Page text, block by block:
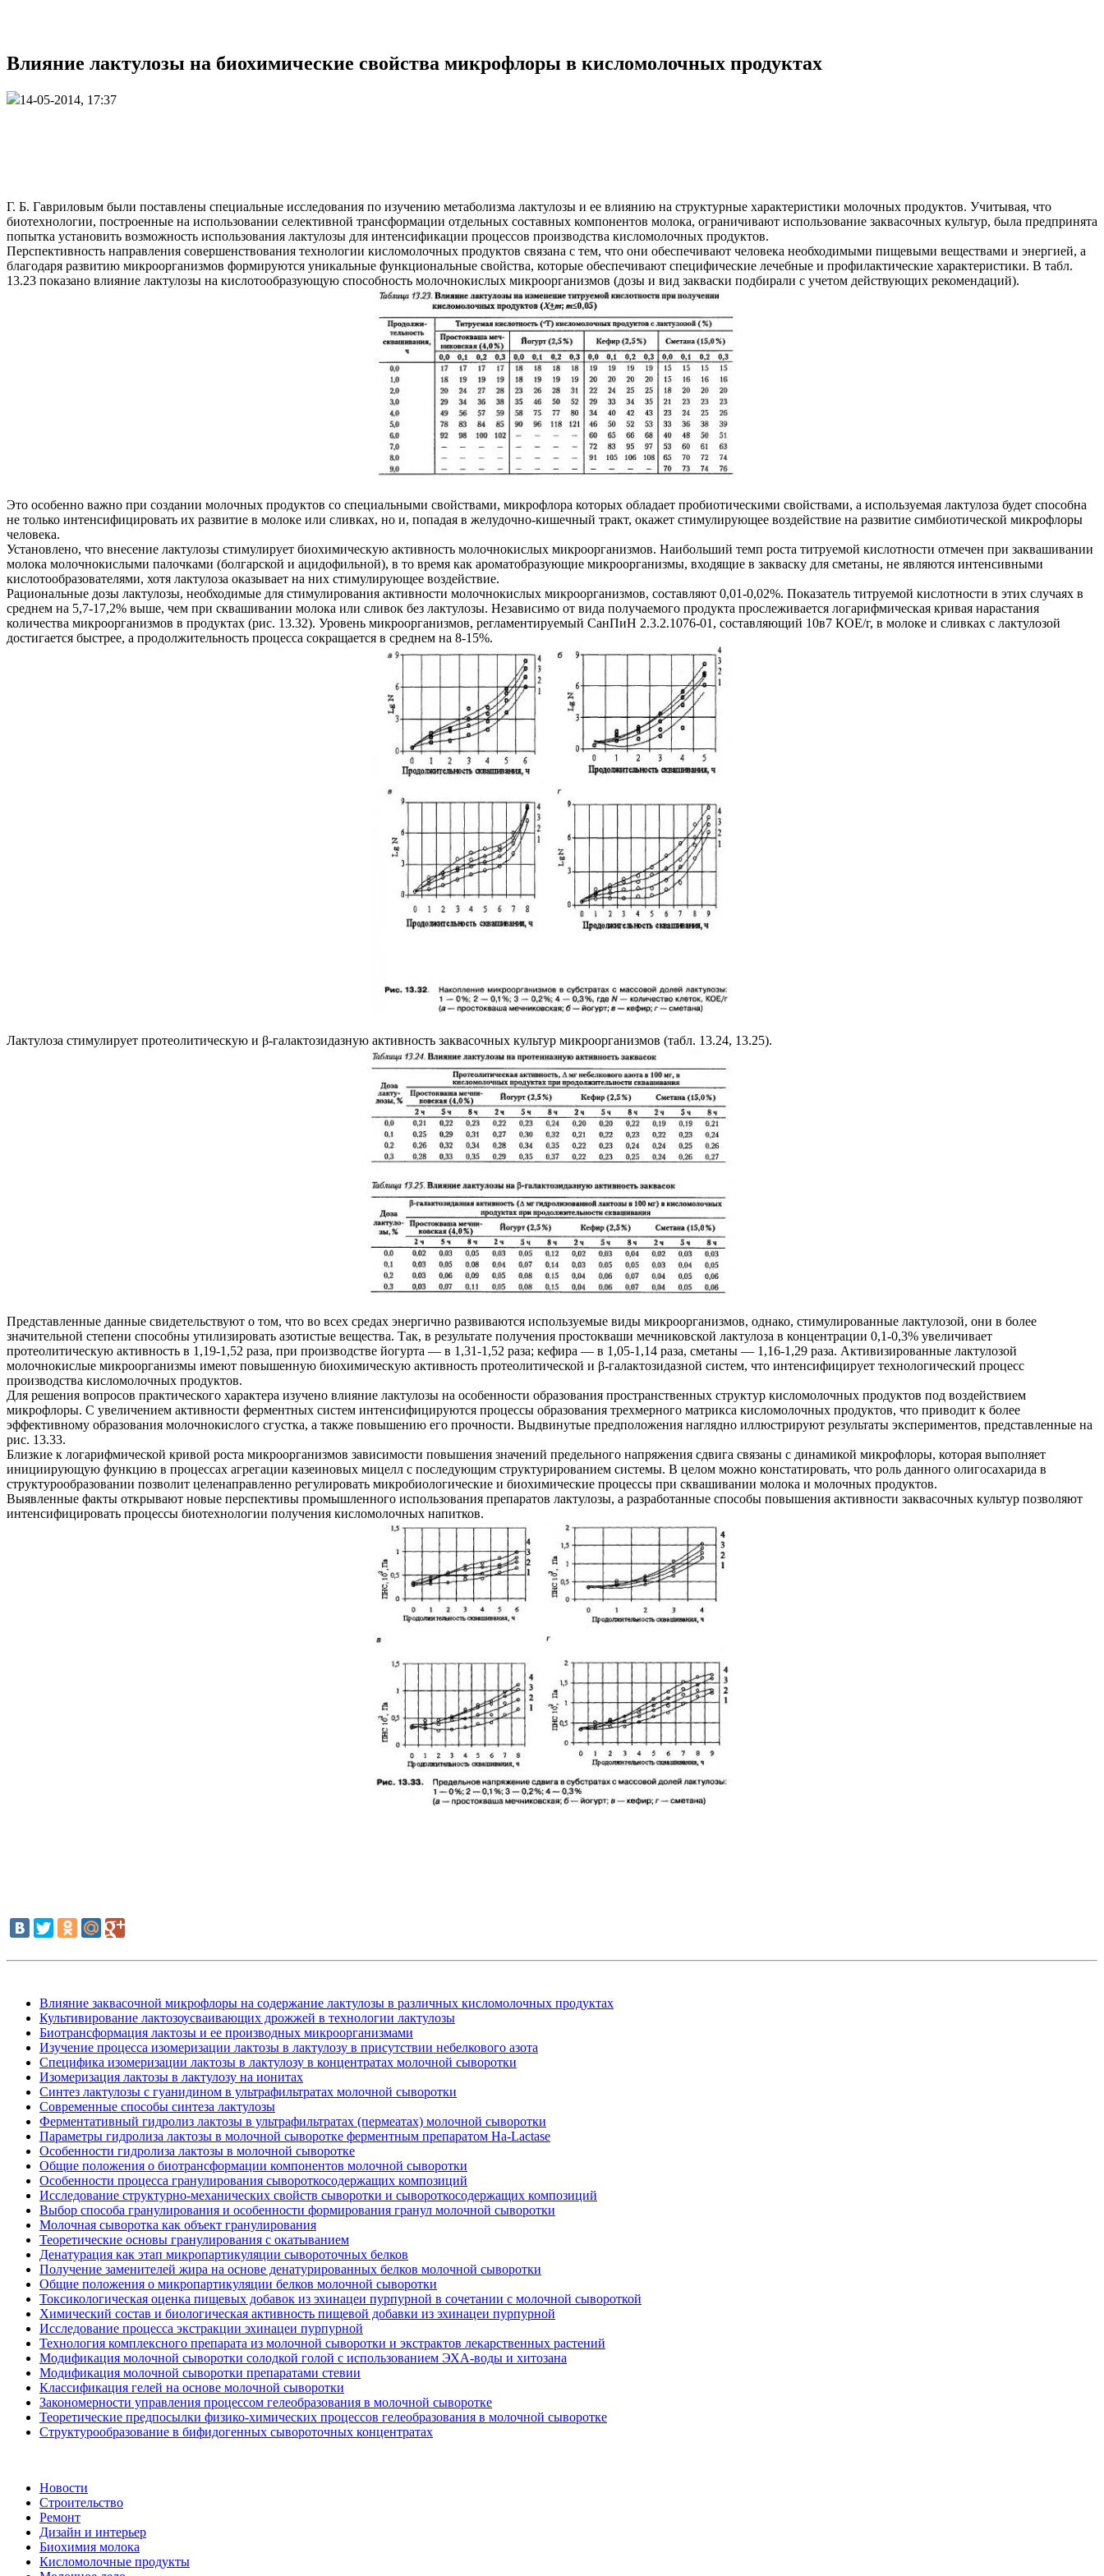
Влияние лактулозы на биохимические свойства микрофлоры в кисломолочных продуктах
14-05-2014, 17:37
Г. Б. Гавриловым были поставлены специальные исследования по изучению метаболизма лактулозы и ее влиянию на структурные характеристики молочных продуктов. Учитывая, что
биотехнологии, построенные на использовании селективной трансформации отдельных составных компонентов молока, ограничивают использование заквасочных культур, была предпринята
попытка установить возможность использования лактулозы для интенсификации процессов производства кисломолочных продуктов.
Перспективность направления совершенствования технологии кисломолочных продуктов связана с тем, что они обеспечивают человека необходимыми пищевыми веществами и энергией, а
благодаря развитию микроорганизмов формируются уникальные функциональные свойства, которые обеспечивают специфические лечебные и профилактические характеристики. В табл.
13.23 показано влияние лактулозы на кислотообразующую способность молочнокислых микроорганизмов (дозы и вид закваски подбирали с учетом действующих рекомендаций).
Это особенно важно при создании молочных продуктов со специальными свойствами, микрофлора которых обладает пробиотическими свойствами, а используемая лактулоза будет способна
не только интенсифицировать их развитие в молоке или сливках, но и, попадая в желудочно-кишечный тракт, окажет стимулирующее воздействие на развитие симбиотической микрофлоры
человека.
Установлено, что внесение лактулозы стимулирует биохимическую активность молочнокислых микроорганизмов. Наибольший темп роста титруемой кислотности отмечен при заквашивании
молока молочнокислыми палочками (болгарской и ацидофильной), в то время как ароматобразующие микроорганизмы, входящие в закваску для сметаны, не являются интенсивными
кислотообразователями, хотя лактулоза оказывает на них стимулирующее воздействие.
Рациональные дозы лактулозы, необходимые для стимулирования активности молочнокислых микроорганизмов, составляют 0,01-0,02%. Показатель титруемой кислотности в этих случаях в
среднем на 5,7-17,2% выше, чем при сквашивании молока или сливок без лактулозы. Независимо от вида получаемого продукта прослеживается логарифмическая кривая нарастания
количества микроорганизмов в продуктах (рис. 13.32). Уровень микроорганизмов, регламентируемый СанПиН 2.3.2.1076-01, составляющий 10в7 КОЕ/г, в молоке и сливках с лактулозой
достигается быстрее, а продолжительность процесса сокращается в среднем на 8-15%.
Лактулоза стимулирует протеолитическую и β-галактозидазную активность заквасочных культур микроорганизмов (табл. 13.24, 13.25).
Представленные данные свидетельствуют о том, что во всех средах энергично развиваются используемые виды микроорганизмов, однако, стимулированные лактулозой, они в более
значительной степени способны утилизировать азотистые вещества. Так, в результате получения простокваши мечниковской лактулоза в концентрации 0,1-0,3% увеличивает
протеолитическую активность в 1,19-1,52 раза, при производстве йогурта — в 1,31-1,52 раза; кефира — в 1,05-1,14 раза, сметаны — 1,16-1,29 раза. Активизированные лактулозой
молочнокислые микроорганизмы имеют повышенную биохимическую активность протеолитической и β-галактозидазной систем, что интенсифицирует технологический процесс
производства кисломолочных продуктов.
Для решения вопросов практического характера изучено влияние лактулозы на особенности образования пространственных структур кисломолочных продуктов под воздействием
микрофлоры. С увеличением активности ферментных систем интенсифицируются процессы образования трехмерного матрикса кисломолочных продуктов, что приводит к более
эффективному образования молочнокислого сгустка, а также повышению его прочности. Выдвинутые предположения наглядно иллюстрируют результаты экспериментов, представленные на
рис. 13.33.
Близкие к логарифмической кривой роста микроорганизмов зависимости повышения значений предельного напряжения сдвига связаны с динамикой микрофлоры, которая выполняет
инициирующую функцию в процессах агрегации казеиновых мицелл с последующим структурированием системы. В целом можно констатировать, что роль данного олигосахарида в
структурообразовании позволит целенаправленно регулировать микробиологические и биохимические процессы при сквашивании молока и молочных продуктов.
Выявленные факты открывают новые перспективы промышленного использования препаратов лактулозы, а разработанные способы повышения активности заквасочных культур позволяют
интенсифицировать процессы биотехнологии получения кисломолочных напитков.
Влияние заквасочной микрофлоры на содержание лактулозы в различных кисломолочных продуктах
Культивирование лактозоусваивающих дрожжей в технологии лактулозы
Биотрансформация лактозы и ее производных микроорганизмами
Изучение процесса изомеризации лактозы в лактулозу в присутствии небелкового азота
Специфика изомеризации лактозы в лактулозу в концентратах молочной сыворотки
Изомеризация лактозы в лактулозу на ионитах
Синтез лактулозы с гуанидином в ультрафильтратах молочной сыворотки
Современные способы синтеза лактулозы
Ферментативный гидролиз лактозы в ультрафильтратах (пермеатах) молочной сыворотки
Параметры гидролиза лактозы в молочной сыворотке ферментным препаратом Ha-Lactase
Особенности гидролиза лактозы в молочной сыворотке
Общие положения о биотрансформации компонентов молочной сыворотки
Особенности процесса гранулирования сывороткосодержащих композиций
Исследование структурно-механических свойств сыворотки и сывороткосодержащих композиций
Выбор способа гранулирования и особенности формирования гранул молочной сыворотки
Молочная сыворотка как объект гранулирования
Теоретические основы гранулирования с окатыванием
Денатурация как этап микропартикуляции сывороточных белков
Получение заменителей жира на основе денатурированных белков молочной сыворотки
Общие положения о микропартикуляции белков молочной сыворотки
Токсикологическая оценка пищевых добавок из эхинацеи пурпурной в сочетании с молочной сывороткой
Химический состав и биологическая активность пищевой добавки из эхинацеи пурпурной
Исследование процесса экстракции эхинацеи пурпурной
Технология комплексного препарата из молочной сыворотки и экстрактов лекарственных растений
Модификация молочной сыворотки солодкой голой с использованием ЭХА-воды и хитозана
Модификация молочной сыворотки препаратами стевии
Классификация гелей на основе молочной сыворотки
Закономерности управления процессом гелеобразования в молочной сыворотке
Теоретические предпосылки физико-химических процессов гелеобразования в молочной сыворотке
Структурообразование в бифидогенных сывороточных концентратах
Новости
Строительство
Ремонт
Дизайн и интерьер
Биохимия молока
Кисломолочные продукты